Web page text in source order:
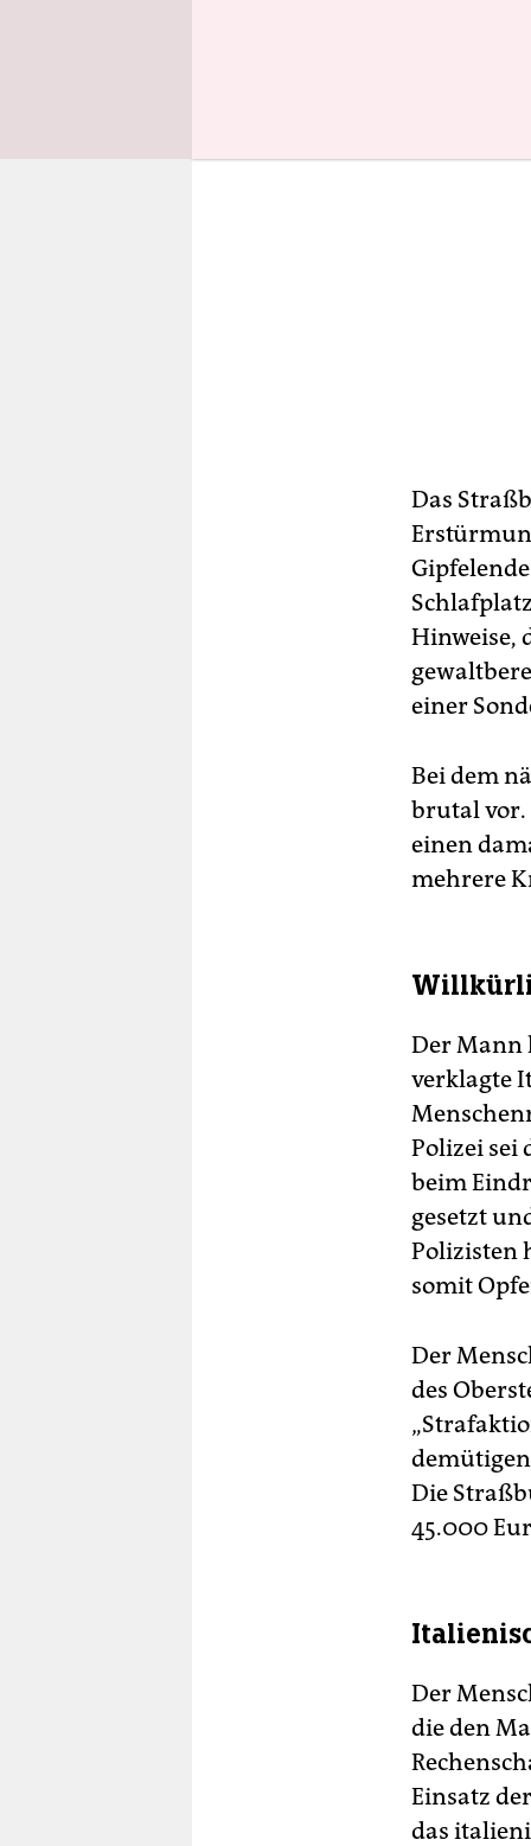
Das
Hinweise,
einer
Bei dem
brutal vor.
einen
mehrere
Der Mann
verklagte
Polizei sei
beim
gesetzt
Polizisten
somit
Der
des
Die
45.000
Der
die den
Einsatz
das